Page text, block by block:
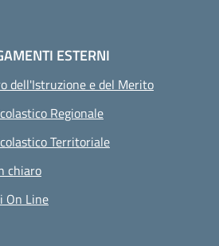
ESTERNI
dell'Istruzione e del Merito
Regionale
Territoriale
chiaro
On Line